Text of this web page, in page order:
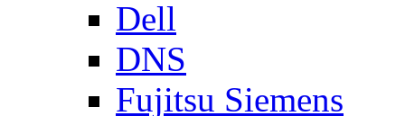
Dell
DNS
Fujitsu Siemens